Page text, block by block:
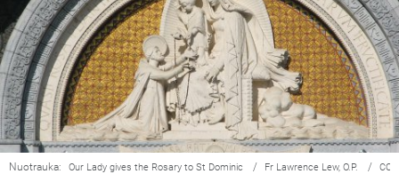
Nuotrauka: Our Lady gives the Rosary to St Dominic / Fr Lawrence Lew, O.P. / CC